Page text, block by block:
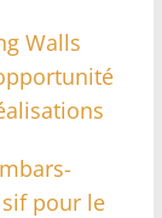
Walls
pour le